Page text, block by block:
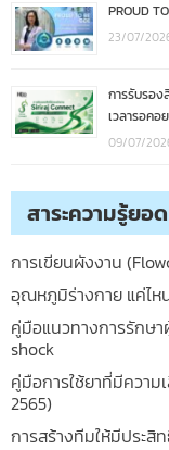
PROUD
23/07/
การรับรอง
เวลารอคอย
09/07/
สาระความรู้ยอ
การเขียนผังงาน
อุณหภูมิร่างกาย แค่ไห
คู่มือแนวทางการรักษ
shock
คู่มือการใช้ยาที่มีควา
2565)
การสร้างทีมให้มีประสิ